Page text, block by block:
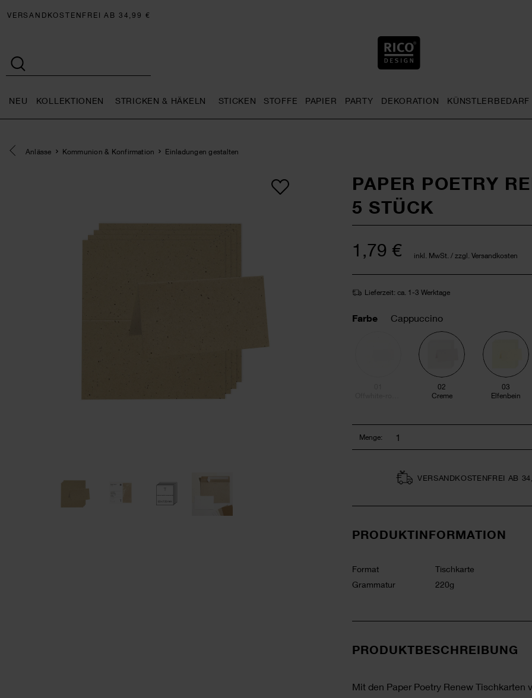
VERSANDKOSTENFREI AB 34,99 €
NEU KOLLEKTIONEN STRICKEN & HÄKELN STICKEN STOFFE PAPIER PARTY DEKORATION KÜNSTLERBEDARF
Eine Kategorie zurück navigieren
Anlässe Kommunion & Konfirmation Einladungen gestalten
PAPER POETRY
5 STÜCK
1,79 € inkl. MwSt. / zzgl. Versandkosten
Lieferzeit: ca. 1-3 Werktage
Farbe Cappuccino
02
Creme
03
Elfenbein
Menge:
VERSAND­KOSTEN­FREI AB
PRODUKTINFORMATION
Format
Tischkarte
Grammatur
220g
PRODUKTBESCHREIBUNG
Mit den Paper Poetry Renew Tischkarten